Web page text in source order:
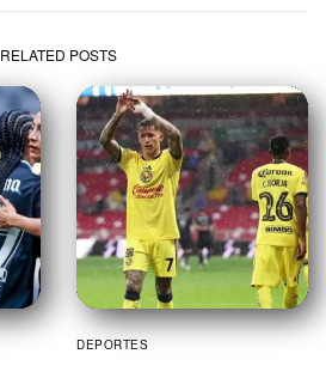
RELATED POSTS
DEPORTES